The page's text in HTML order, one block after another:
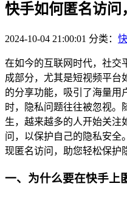
快手如何匿名访问
2024-10-04 21:00:01 分类：
在如今的互联网时代，社交
成部分，尤其是短视频平台
的分享功能，吸引了海量用
时，隐私问题往往被忽视。
生，越来越多的人开始关注
问，以保护自己的隐私安全
现匿名访问，助您轻松保护
一、为什么要在快手上